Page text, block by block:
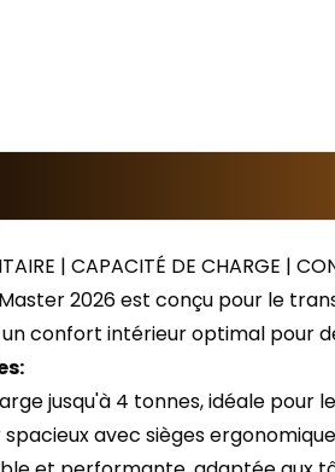
| CAPACITÉ DE CHARGE |
2026 est conçu pour le
confort intérieur optimal pour
jusqu'à 4 tonnes, idéale
spacieux avec sièges